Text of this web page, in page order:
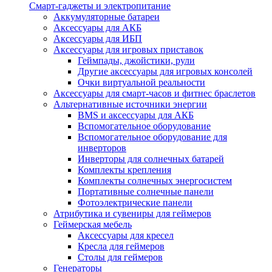
Смарт-гаджеты и электропитание
Аккумуляторные батареи
Аксессуары для АКБ
Аксессуары для ИБП
Аксессуары для игровых приставок
Геймпады, джойстики, рули
Другие аксессуары для игровых консолей
Очки виртуальной реальности
Аксессуары для смарт-часов и фитнес браслетов
Альтернативные источники энергии
BMS и аксессуары для АКБ
Вспомогательное оборудование
Вспомогательное оборудование для
инверторов
Инверторы для солнечных батарей
Комплекты крепления
Комплекты солнечных энергосистем
Портативные солнечные панели
Фотоэлектрические панели
Атрибутика и сувениры для геймеров
Геймерская мебель
Аксессуары для кресел
Кресла для геймеров
Столы для геймеров
Генераторы